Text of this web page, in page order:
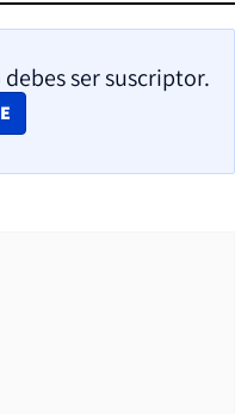
ser suscriptor.
WINDOW